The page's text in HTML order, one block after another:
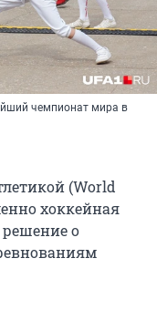
чемпионат мира в
(World
хоккейная
о